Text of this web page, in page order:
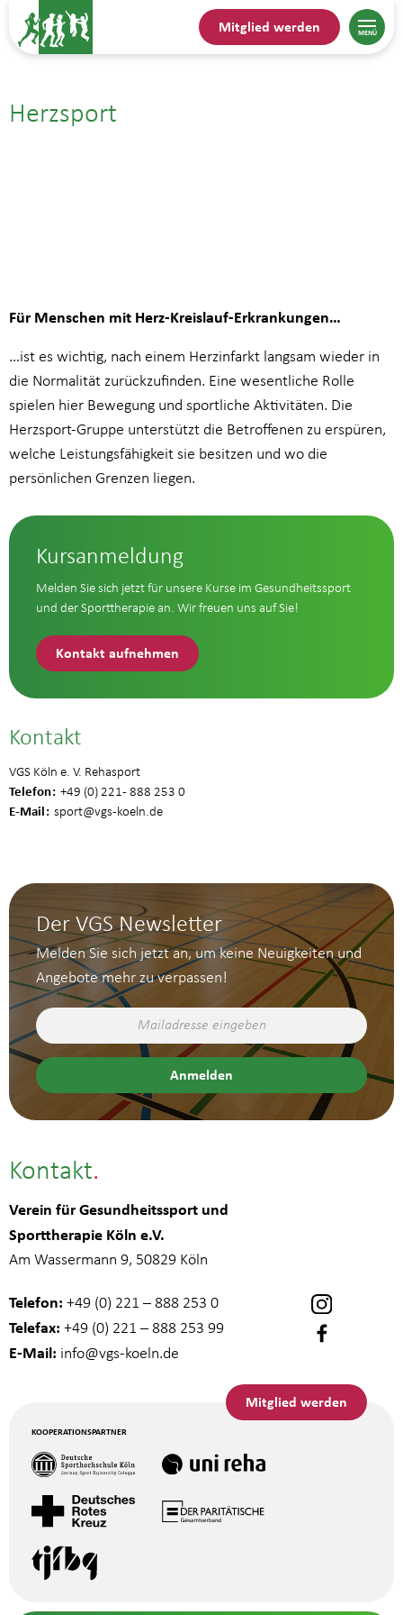
Mitglied werden
Herzsport
07.08.25| 15:15
Für Menschen mit Herz-Kreislauf-Erkrankungen…
…ist es wichtig, nach einem Herzinfarkt langsam wieder in
die Normalität zurückzufinden. Eine wesentliche Rolle
spielen hier Bewegung und sportliche Aktivitäten. Die
Herzsport-Gruppe unterstützt die Betroffenen zu erspüren,
welche Leistungsfähigkeit sie besitzen und wo die
persönlichen Grenzen liegen.
Kursanmeldung
Melden Sie sich jetzt für unsere Kurse im Gesundheitssport
und der Sporttherapie an. Wir freuen uns auf Sie!
Kontakt aufnehmen
Kontakt
VGS Köln e. V. Rehasport
Telefon +49 (0) 221 - 888 253 0
E-Mail sport@vgs-koeln.de
Der VGS Newsletter
Melden Sie sich jetzt an, um keine Neuigkeiten und
Angebote mehr zu verpassen!
Kontakt
Verein für Gesundheitssport und
Sporttherapie Köln e.V.
Am Wassermann 9, 50829 Köln
Telefon: +49 (0) 221 – 888 253 0
Telefax: +49 (0) 221 – 888 253 99
E-Mail: info@vgs-koeln.de
Mitglied werden
KOOPERATIONSPARTNER